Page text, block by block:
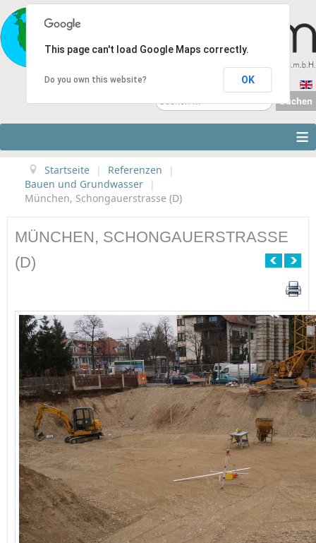
...
Suchen
≡
Startseite | Referenzen
|
Bauen und Grundwasser
|
München, Schongauerstrasse (D)
MÜNCHEN, SCHONGAUERSTRASSE
(D)
This page can't load Google Maps correctly.
Do you own this website? OK